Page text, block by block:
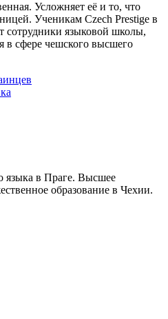
Усложняет её и то, что
Ученикам Czech Prestige в
сотрудники языковой школы,
в сфере чешского высшего
языка в Праге. Высшее
образование в Чехии.